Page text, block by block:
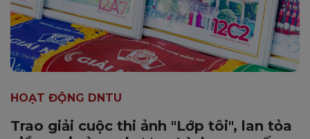
HOẠT ĐỘNG DNTU
Trao giải cuộc thi ảnh "Lớp tôi", lan tỏa